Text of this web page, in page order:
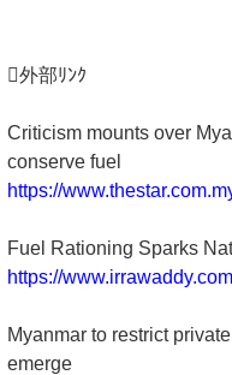
外部ﾘﾝｸ
Criticism mounts over
conserve fuel
https://
Fuel Rationing Sparks
https://
Myanmar to restrict
emerge